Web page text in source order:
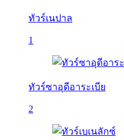
ทัวร์เนปาล
1
ทัวร์ซาอุดีอาระเบีย
2